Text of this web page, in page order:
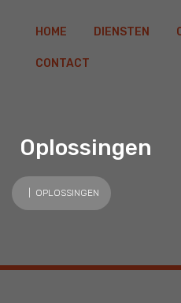
HOME DIENSTEN
CONTACT
Oplossingen
| OPLOSSINGEN